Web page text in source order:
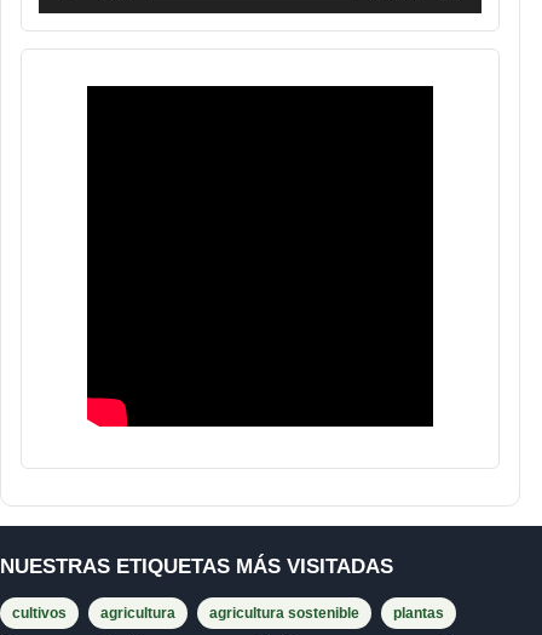
NUESTRAS ETIQUETAS MÁS VISITADAS
cultivos agricultura agricultura sostenible plantas